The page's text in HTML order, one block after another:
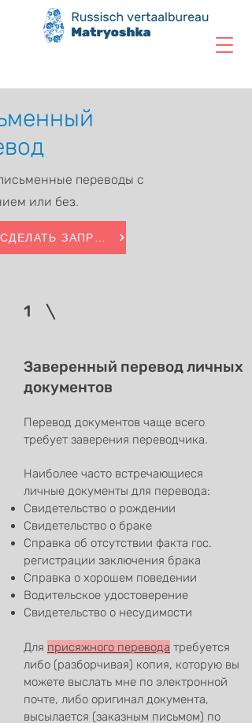
переводы с
или без.
СДЕЛАТЬ ЗАПРОС
1
Заверенный перевод личных
документов
Перевод документов чаще всего
требует заверения переводчика.
Наиболее часто встречающиеся
личные документы для перевода:
Свидетельство о рождении
Свидетельство о браке
Справка об отсутствии факта гос.
регистрации заключения брака
Справка о хорошем поведении
Водительское удостоверение
Свидетельство о несудимости
Для присяжного перевода требуется
либо (разборчивая) копия, которую вы
можете выслать мне по электронной
почте, либо оригинал документа,
высылается (заказным письмом) по